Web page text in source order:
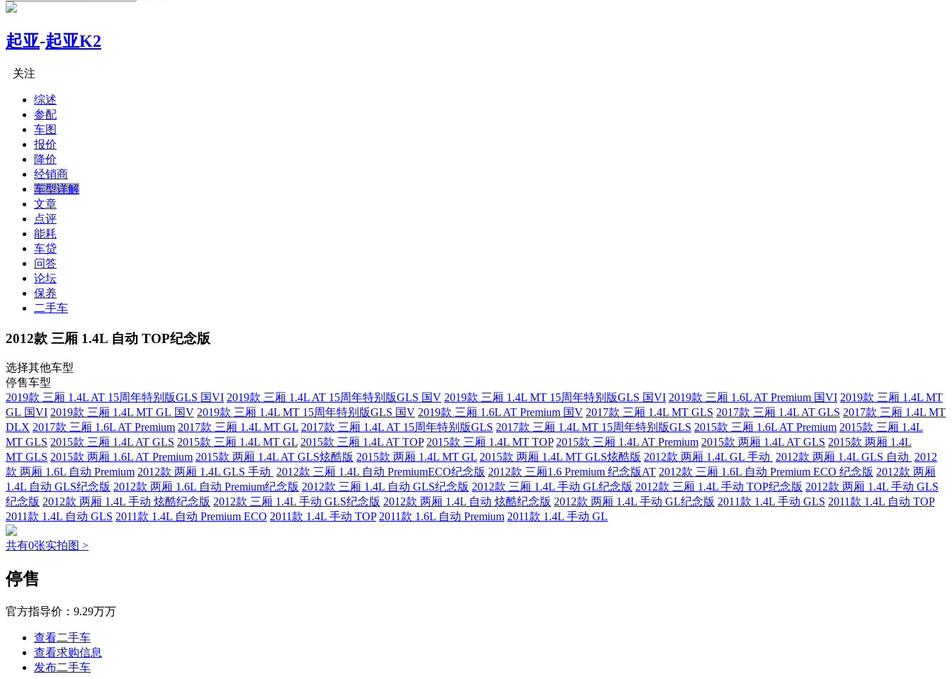
起亚-起亚K2
关注
综述
参配
车图
报价
降价
经销商
车型详解
文章
点评
能耗
车贷
问答
论坛
保养
二手车
2012款 三厢 1.4L 自动 TOP纪念版
选择其他车型
停售车型
2019款 三厢 1.4L AT 15周年特别版GLS 国VI 2019款 三厢 1.4L AT 15周年特别版GLS 国V 2019款 三厢 1.4L MT 15周年特别版GLS 国VI 2019款 三厢 1.6L AT Premium 国VI 2019款 三厢 1.4L MT
GL 国VI 2019款 三厢 1.4L MT GL 国V 2019款 三厢 1.4L MT 15周年特别版GLS 国V 2019款 三厢 1.6L AT Premium 国V 2017款 三厢 1.4L MT GLS 2017款 三厢 1.4L AT GLS 2017款 三厢 1.4L MT
DLX 2017款 三厢 1.6L AT Premium 2017款 三厢 1.4L MT GL 2017款 三厢 1.4L AT 15周年特别版GLS 2017款 三厢 1.4L MT 15周年特别版GLS 2015款 三厢 1.6L AT Premium 2015款 三厢 1.4L
MT GLS 2015款 三厢 1.4L AT GLS 2015款 三厢 1.4L MT GL 2015款 三厢 1.4L AT TOP 2015款 三厢 1.4L MT TOP 2015款 三厢 1.4L AT Premium 2015款 两厢 1.4L AT GLS 2015款 两厢 1.4L
MT GLS 2015款 两厢 1.6L AT Premium 2015款 两厢 1.4L AT GLS炫酷版 2015款 两厢 1.4L MT GL 2015款 两厢 1.4L MT GLS炫酷版 2012款 两厢 1.4L GL 手动 2012款 两厢 1.4L GLS 自动 2012
款 两厢 1.6L 自动 Premium 2012款 两厢 1.4L GLS 手动 2012款 三厢 1.4L 自动 PremiumECO纪念版 2012款 三厢1.6 Premium 纪念版AT 2012款 三厢 1.6L 自动 Premium ECO 纪念版 2012款 两厢
1.4L 自动 GLS纪念版 2012款 两厢 1.6L 自动 Premium纪念版 2012款 三厢 1.4L 自动 GLS纪念版 2012款 三厢 1.4L 手动 GL纪念版 2012款 三厢 1.4L 手动 TOP纪念版 2012款 两厢 1.4L 手动 GLS
纪念版 2012款 两厢 1.4L 手动 炫酷纪念版 2012款 三厢 1.4L 手动 GLS纪念版 2012款 两厢 1.4L 自动 炫酷纪念版 2012款 两厢 1.4L 手动 GL纪念版 2011款 1.4L 手动 GLS 2011款 1.4L 自动 TOP
2011款 1.4L 自动 GLS 2011款 1.4L 自动 Premium ECO 2011款 1.4L 手动 TOP 2011款 1.6L 自动 Premium 2011款 1.4L 手动 GL
共有0张实拍图 >
停售
官方指导价： 9.29万万
查看二手车
查看求购信息
发布二手车